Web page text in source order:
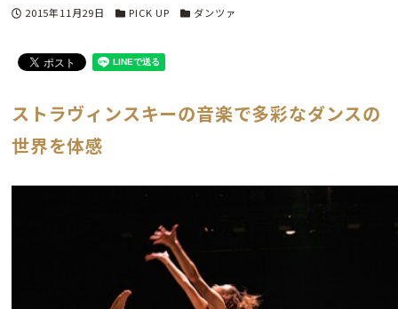
投稿日
2015年11月29日 カテゴリー
PICK UP カテゴリー
ダンツァ
ストラヴィンスキーの音楽で多彩なダンスの
世界を体感